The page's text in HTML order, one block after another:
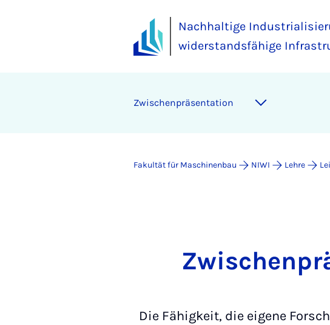
Nachhaltige
widerstandsfähige
Zwischenpräsentation
Fakultät für Maschinenbau NIWI Lehre
Die Fähigkeit, die eigene